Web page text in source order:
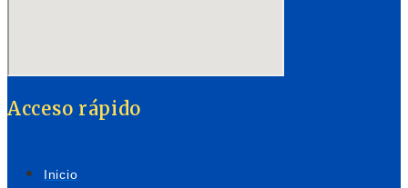
Acceso rápido
Inicio